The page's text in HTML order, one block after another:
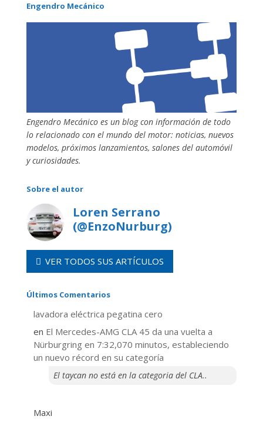
Engendro Mecánico
Engendro Mecánico es un blog con información de todo
lo relacionado con el mundo del motor: noticias, nuevos
modelos, próximos lanzamientos, salones del automóvil
y curiosidades.
Sobre el autor
Loren Serrano
(@EnzoNurburg)
VER TODOS SUS ARTÍCULOS
Últimos Comentarios
lavadora eléctrica pegatina cero
en El Mercedes-AMG CLA 45 da una vuelta a
Nürburgring en 7:32,070 minutos, estableciendo
un nuevo récord en su categoría
El taycan no está en la categoria del CLA..
Maxi